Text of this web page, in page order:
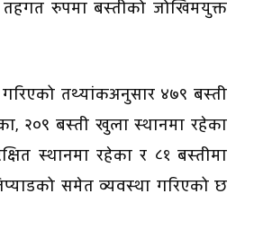
तहगत रुपमा बस्तीको जोखिमयुक्त
गरिएको तथ्यांकअनुसार ४७९ बस्ती
२०९ बस्ती खुला स्थानमा रहेका
स्थानमा रहेका र ८१ बस्तीमा
समेत व्यवस्था गरिएको छ